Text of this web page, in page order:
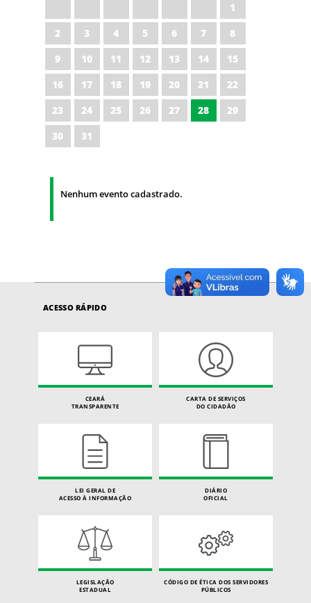
1
2
3 4 5 6 7
8
9
10 11 12 13 14
15
16
17 18 19 20 21
22
23
24 25 26 27 28
29
30
31
Nenhum evento cadastrado.
ACESSO RÁPIDO
CEARÁ
TRANSPARENTE
CARTA DE SERVIÇOS
DO CIDADÃO
LEI GERAL DE
ACESSO À INFORMAÇÃO
DIÁRIO
OFICIAL
LEGISLAÇÃO
ESTADUAL
CÓDIGO DE ÉTICA DOS SERVIDORES
PÚBLICOS